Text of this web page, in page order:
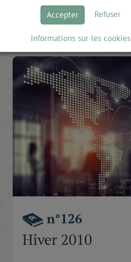
Lire la suite
n°126
Hiver 2010
Accepter Refuser
Informations sur les cookies